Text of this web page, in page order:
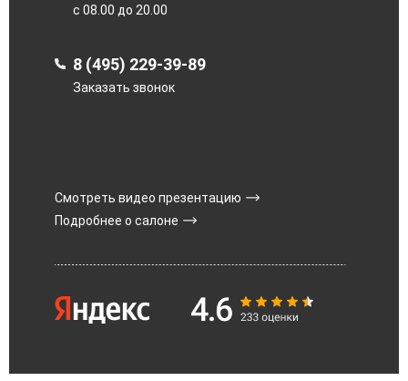
с 08.00 до 20.00
8 (495) 229-39-89
Заказать звонок
Смотреть видео презентацию
Подробнее о салоне